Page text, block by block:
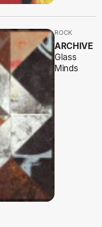
ROCK
ARCHIVE
Glass
Minds